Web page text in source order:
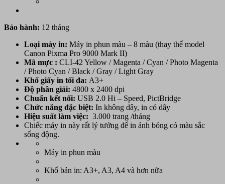
Bảo hành: 12 tháng
Loại máy in: Máy in phun màu – 8 màu (thay thế model
Canon Pixma Pro 9000 Mark II)
Mã mực : CLI-42 Yellow / Magenta / Cyan / Photo Magenta
/ Photo Cyan / Black / Gray / Light Gray
Khổ giấy in tối đa: A3+
Độ phân giải: 4800 x 2400 dpi
Chuẩn kết nối: USB 2.0 Hi – Speed, PictBridge
Chức năng đặc biệt: In không dây, in có dây
Hiệu suất làm việc: 3.000 trang /tháng
Chiếc máy in này rất lý tưởng để in ảnh bóng có màu sắc
sống động.
Máy in phun màu
Khổ bản in: A3+, A3, A4 và hơn nữa